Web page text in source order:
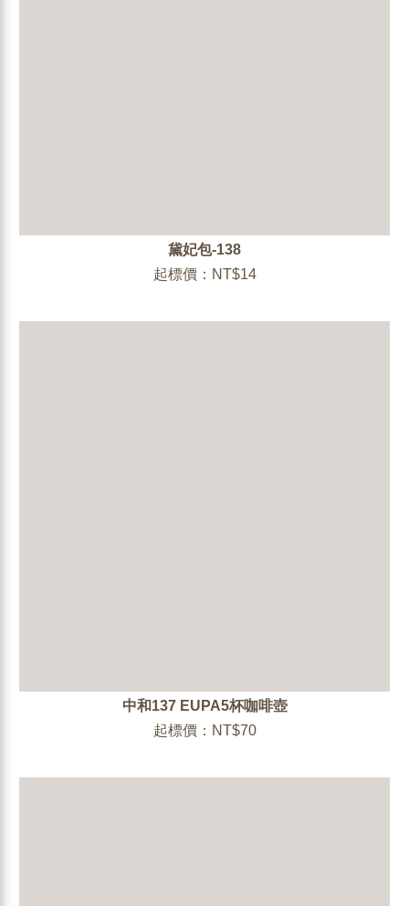
黛妃包-138
起標價：NT$14
中和137 EUPA5杯咖啡壺
起標價：NT$70